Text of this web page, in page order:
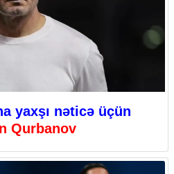
yaxşı nəticə üçün
Qurbanov